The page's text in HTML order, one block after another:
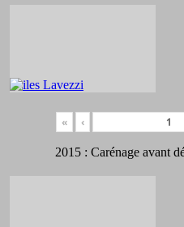
« ‹
2015 : Carénage avant